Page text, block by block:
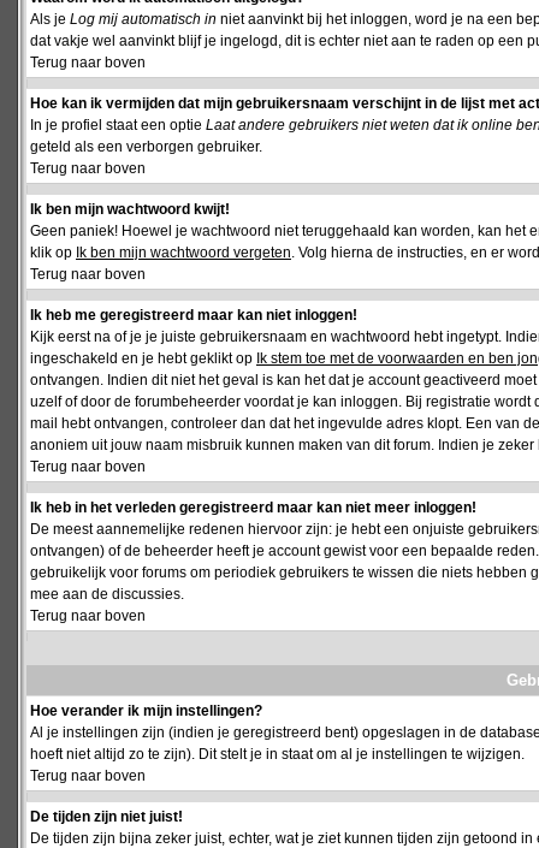
Als je Log mij automatisch in niet aanvinkt bij het inloggen, word je na een
dat vakje wel aanvinkt blijf je ingelogd, dit is echter niet aan te raden op een
Terug naar boven
Hoe kan ik vermijden dat mijn gebruikersnaam verschijnt in de lijst met
In je profiel staat een optie Laat andere gebruikers niet weten dat ik online
geteld als een verborgen gebruiker.
Terug naar boven
Ik ben mijn wachtwoord kwijt!
Geen paniek! Hoewel je wachtwoord niet teruggehaald kan worden, kan
klik op Ik ben mijn wachtwoord vergeten. Volg hierna de instructies, en er
Terug naar boven
Ik heb me geregistreerd maar kan niet inloggen!
Kijk eerst na of je je juiste gebruikersnaam en wachtwoord hebt ingetypt.
ingeschakeld en je hebt geklikt op Ik stem toe met de voorwaarden en ben
ontvangen. Indien dit niet het geval is kan het dat je account geactiveerd
uzelf of door de forumbeheerder voordat je kan inloggen. Bij registratie
mail hebt ontvangen, controleer dan dat het ingevulde adres klopt. Een van
anoniem uit jouw naam misbruik kunnen maken van dit forum. Indien je
Terug naar boven
Ik heb in het verleden geregistreerd maar kan niet meer inloggen!
De meest aannemelijke redenen hiervoor zijn: je hebt een onjuiste
ontvangen) of de beheerder heeft je account gewist voor een bepaalde
gebruikelijk voor forums om periodiek gebruikers te wissen die niets
mee aan de discussies.
Terug naar boven
Hoe verander ik mijn instellingen?
Al je instellingen zijn (indien je geregistreerd bent) opgeslagen in de
hoeft niet altijd zo te zijn). Dit stelt je in staat om al je instellingen te wijzigen.
Terug naar boven
De tijden zijn niet juist!
De tijden zijn bijna zeker juist, echter, wat je ziet kunnen tijden zijn getoond